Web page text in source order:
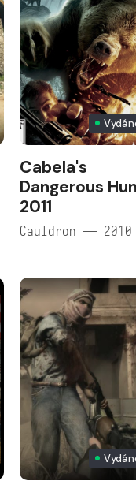
Cabela's
Dangerous
2011
Cauldron — 2010